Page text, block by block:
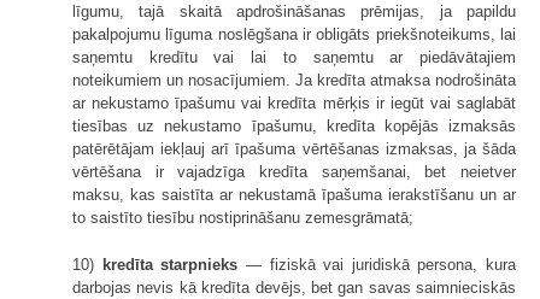
līgumu, tajā skaitā apdrošināšanas prēmijas, ja papildu
pakalpojumu līguma noslēgšana ir obligāts priekšnoteikums, lai
saņemtu kredītu vai lai to saņemtu ar piedāvātajiem
noteikumiem un nosacījumiem. Ja kredīta atmaksa nodrošināta
ar nekustamo īpašumu vai kredīta mērķis ir iegūt vai saglabāt
tiesības uz nekustamo īpašumu, kredīta kopējās izmaksās
patērētājam iekļauj arī īpašuma vērtēšanas izmaksas, ja šāda
vērtēšana ir vajadzīga kredīta saņemšanai, bet neietver
maksu, kas saistīta ar nekustamā īpašuma ierakstīšanu un ar
to saistīto tiesību nostiprināšanu zemesgrāmatā;
10) kredīta starpnieks — fiziskā vai juridiskā persona, kura
darbojas nevis kā kredīta devējs, bet gan savas saimnieciskās